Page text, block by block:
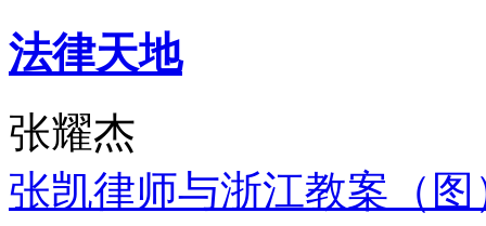
法律天地
张耀杰
张凯律师与浙江教案（图